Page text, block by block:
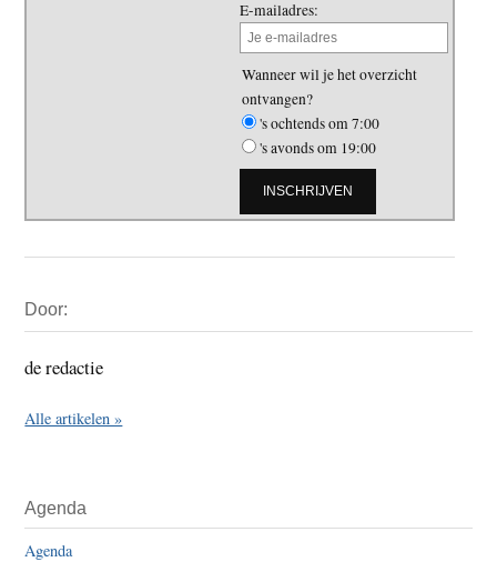
E-mailadres:
Wanneer wil je het overzicht
ontvangen?
's ochtends om 7:00
's avonds om 19:00
Sidebar
Door:
de redactie
Alle artikelen »
Agenda
Agenda